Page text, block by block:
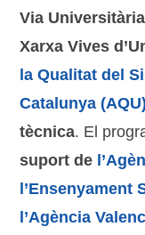
Via
Xarxa Vives
la Qualitat del
Catalunya (AQU)
tècnica. El
suport de
l’Ensenyament
l’Agència